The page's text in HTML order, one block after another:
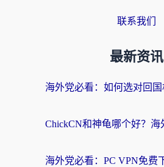
联系我们
最新资讯